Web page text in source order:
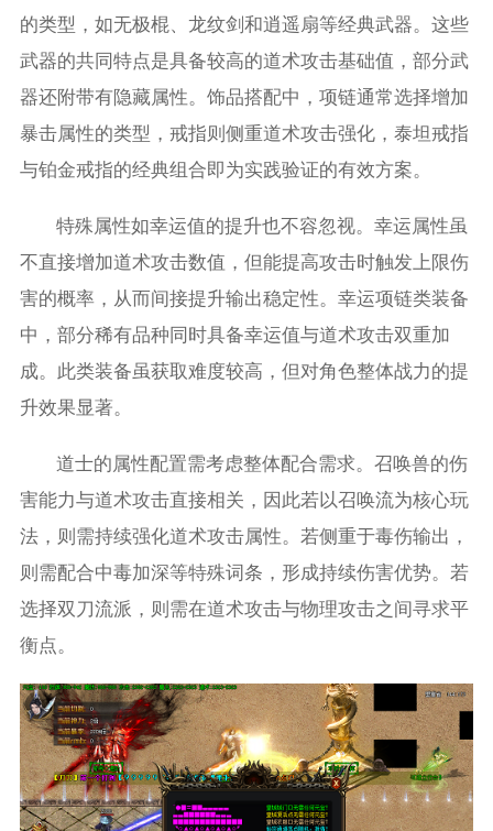
的类型，如无极棍、龙纹剑和逍遥扇等经典武器。这些
武器的共同特点是具备较高的道术攻击基础值，部分武
器还附带有隐藏属性。饰品搭配中，项链通常选择增加
暴击属性的类型，戒指则侧重道术攻击强化，泰坦戒指
与铂金戒指的经典组合即为实践验证的有效方案。
特殊属性如幸运值的提升也不容忽视。幸运属性虽
不直接增加道术攻击数值，但能提高攻击时触发上限伤
害的概率，从而间接提升输出稳定性。幸运项链类装备
中，部分稀有品种同时具备幸运值与道术攻击双重加
成。此类装备虽获取难度较高，但对角色整体战力的提
升效果显著。
道士的属性配置需考虑整体配合需求。召唤兽的伤
害能力与道术攻击直接相关，因此若以召唤流为核心玩
法，则需持续强化道术攻击属性。若侧重于毒伤输出，
则需配合中毒加深等特殊词条，形成持续伤害优势。若
选择双刀流派，则需在道术攻击与物理攻击之间寻求平
衡点。